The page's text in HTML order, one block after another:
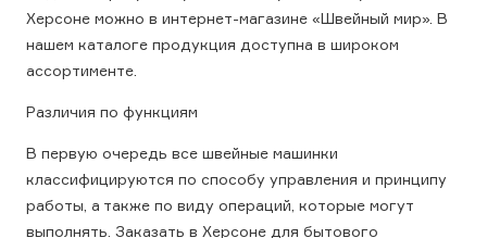
Херсоне можно в интернет-магазине «Швейный мир». В
нашем каталоге продукция доступна в широком
ассортименте.
Различия по функциям
В первую очередь все швейные машинки
классифицируются по способу управления и принципу
работы, а также по виду операций, которые могут
выполнять. Заказать в Херсоне для бытового